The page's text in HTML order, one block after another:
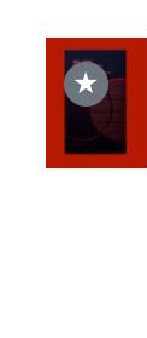
★
DODAJ
DO
KOSZYKA
/
SZCZEGÓŁY